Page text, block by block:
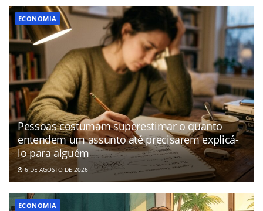
ECONOMIA
Pessoas costumam superestimar o quanto
entendem um assunto até precisarem explicá-
lo para alguém
6 DE AGOSTO DE 2026
ECONOMIA